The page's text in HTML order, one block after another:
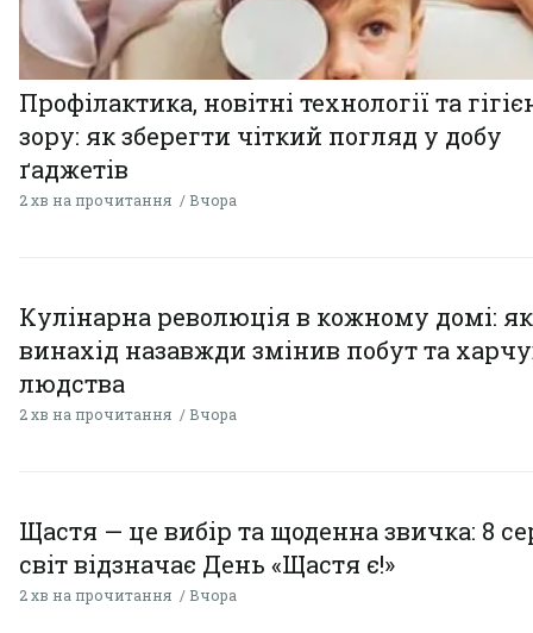
Профілактика, новітні технології та
зору: як зберегти чіткий погляд у добу
ґаджетів
2 хв на прочитання Вчора
Кулінарна революція в кожному домі:
винахід назавжди змінив побут та
людства
2 хв на прочитання Вчора
Щастя — це вибір та щоденна звичка: 8
світ відзначає День «Щастя є!»
2 хв на прочитання Вчора